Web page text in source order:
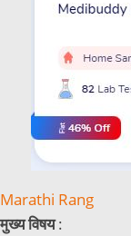
Marathi Rang
मुख्य विषय: